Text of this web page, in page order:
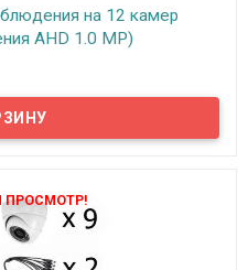
на 12 камер
AHD 1.0 MP)
комплекты
комплекты просты в
навыков для их монтажа
ПРОСМОТР!